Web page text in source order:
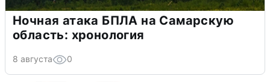
Ночная атака БПЛА на Самарскую
область: хронология
8 августа 0